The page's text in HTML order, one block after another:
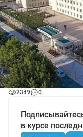
2349 0
в курсе